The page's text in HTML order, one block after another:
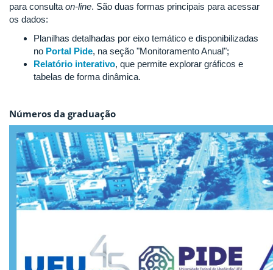
para consulta on-line. São duas formas principais para acessar
os dados:
Planilhas detalhadas por eixo temático e disponibilizadas
no Portal Pide, na seção "Monitoramento Anual";
Relatório interativo, que permite explorar gráficos e
tabelas de forma dinâmica.
Números da graduação